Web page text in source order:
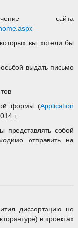
сайтa
вы хотели бы
выдать письмо
формы (Application
г.
представлять собой
отправить на
диссертацию не
в проектах